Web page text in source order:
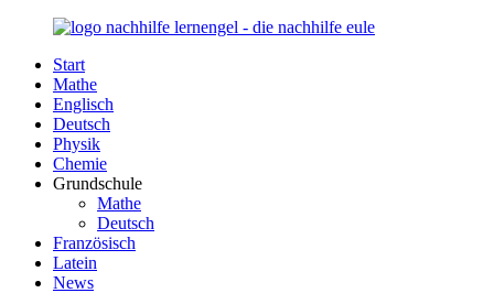
Zurück
Inhalt
Nachhilfe-
Lernengel.de
Unsere
Nachhilfe-
Eule
berät
zum
Damit
Lernen
Start
Mathe
Englisch
Deutsch
Physik
Chemie
Grundschule
Mathe
Deutsch
Französisch
Latein
News